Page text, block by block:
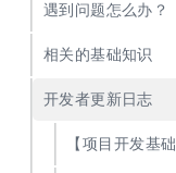
遇到问题怎么办？
相关的基础知识
开发者更新日志
【项目开发基